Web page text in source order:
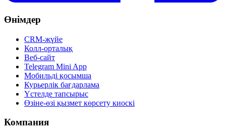
Өнімдер
CRM-жүйе
Колл-орталық
Веб-сайт
Telegram Mini App
Мобильді қосымша
Курьерлік бағдарлама
Үстелде тапсырыс
Өзіне-өзі қызмет көрсету киоскі
Компания